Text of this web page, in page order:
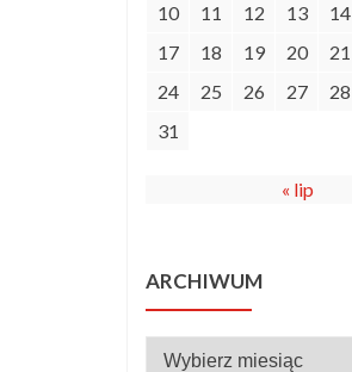
10
11 12 13 14
17
18 19 20 21
24
25 26 27 28
31
« lip
ARCHIWUM
Archiwum